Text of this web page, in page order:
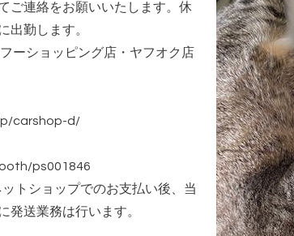
ご連絡をお願いいたします。休
出勤します。
ーショッピング店・ヤフオク店
carshop-d/
ps001846
トショップでのお支払い後、当
発送業務は行います。